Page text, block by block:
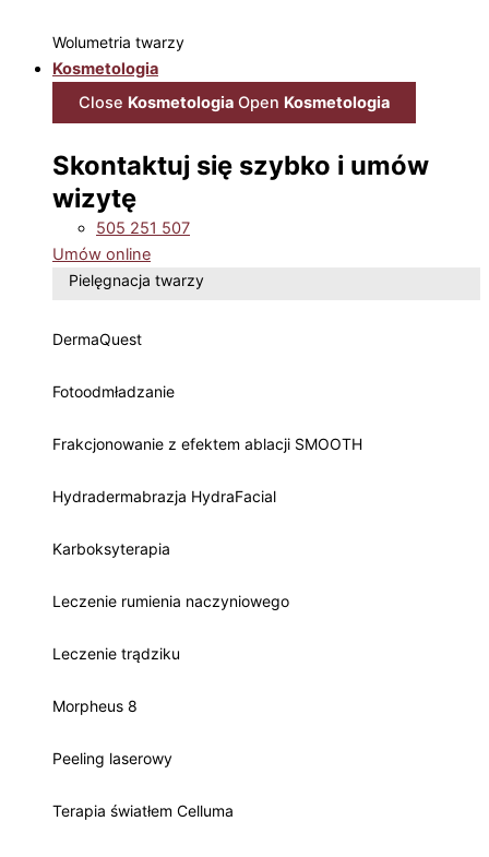
Wolumetria twarzy
Kosmetologia
Close Kosmetologia Open Kosmetologia
Skontaktuj się szybko i umów
wizytę
505 251 507
Umów online
Pielęgnacja twarzy
DermaQuest
Fotoodmładzanie
Frakcjonowanie z efektem ablacji SMOOTH
Hydradermabrazja HydraFacial
Karboksyterapia
Leczenie rumienia naczyniowego
Leczenie trądziku
Morpheus 8
Peeling laserowy
Terapia światłem Celluma